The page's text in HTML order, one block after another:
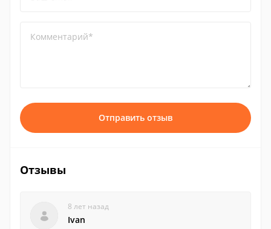
Комментарий*
Отправить отзыв
Отзывы
8 лет назад
Ivan